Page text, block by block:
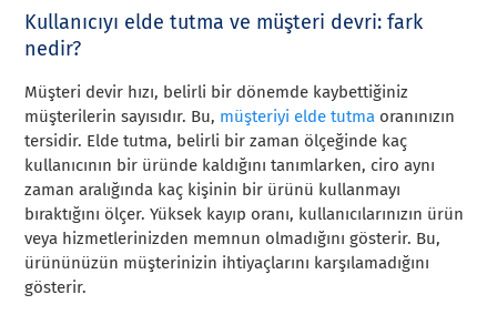
Kullanıcıyı elde tutma ve müşteri devri: fark
nedir?
Müşteri devir hızı, belirli bir dönemde kaybettiğiniz
müşterilerin sayısıdır. Bu, müşteriyi elde tutma oranınızın
tersidir. Elde tutma, belirli bir zaman ölçeğinde kaç
kullanıcının bir üründe kaldığını tanımlarken, ciro aynı
zaman aralığında kaç kişinin bir ürünü kullanmayı
bıraktığını ölçer. Yüksek kayıp oranı, kullanıcılarınızın ürün
veya hizmetlerinizden memnun olmadığını gösterir. Bu,
ürününüzün müşterinizin ihtiyaçlarını karşılamadığını
gösterir.